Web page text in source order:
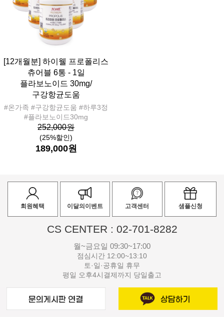
[12개월분] 하이웰 프로폴리스
츄어블 6통 - 1일
플라보노이드 30mg/
구강항균도움
#온가족 #구강항균도움 #하루3정
#플라보노이드30mg
252,000원
(25%할인)
189,000원
회원혜택 이달의이벤트 고객센터 샘플신청
CS CENTER : 02-701-8282
월~금요일 09:30~17:00
점심시간 12:00~13:10
토·일·공휴일 휴무
평일 오후4시결제까지 당일출고